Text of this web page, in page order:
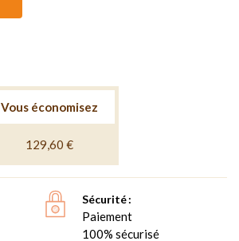
Vous économisez
129,60 €
Sécurité
Paiement
100% sécurisé